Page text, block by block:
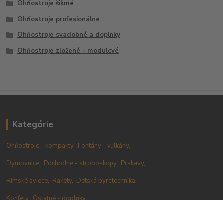
Ohňostroje šikmé
Ohňostroje profesionálne
Ohňostroje svadobné a doplnky
Ohňostroje zložené - modulové
Kategórie
Ohňostroje - kompakty, Fontány - vulkány,
Dymovnice, Pochodne - stroboskopy, Prskavy,
Rímské sviece, Rakety, Detská pyrotechnika,
Konfety, Ostatné - doplnky